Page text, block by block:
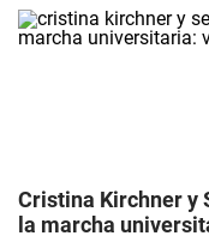
Cristina Kirchner y
la marcha